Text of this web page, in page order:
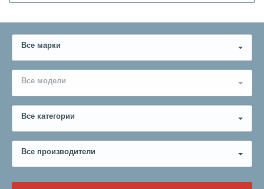
Все марки
Все модели
Все категории
Все производители